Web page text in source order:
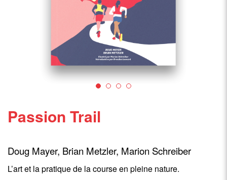
Passion Trail
Doug Mayer, Brian Metzler, Marion Schreiber
L’art et la pratique de la course en pleine nature.